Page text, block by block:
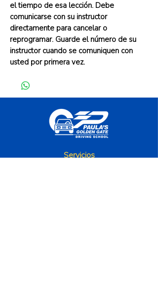
el tiempo de esa lección. Debe
comunicarse con su instructor
directamente para cancelar o
reprogramar. Guarde el número de su
instructor cuando se comuniquen con
usted por primera vez.
Servicios